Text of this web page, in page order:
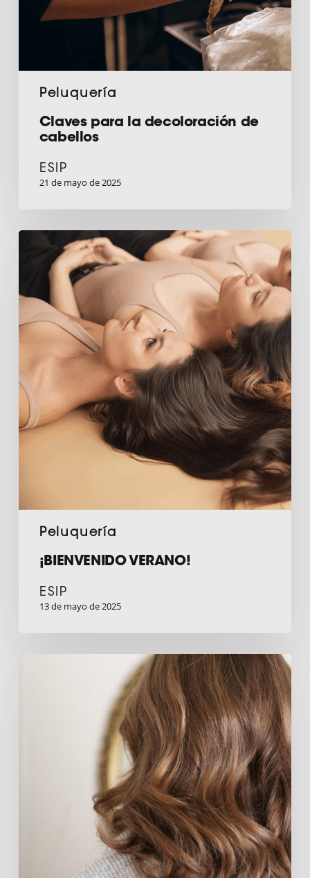
Peluquería
Claves para la decoloración de
cabellos
ESIP
21 de mayo de 2025
Peluquería
¡BIENVENIDO
VERANO!
¡BIENVENIDO VERANO!
ESIP
13 de mayo de 2025